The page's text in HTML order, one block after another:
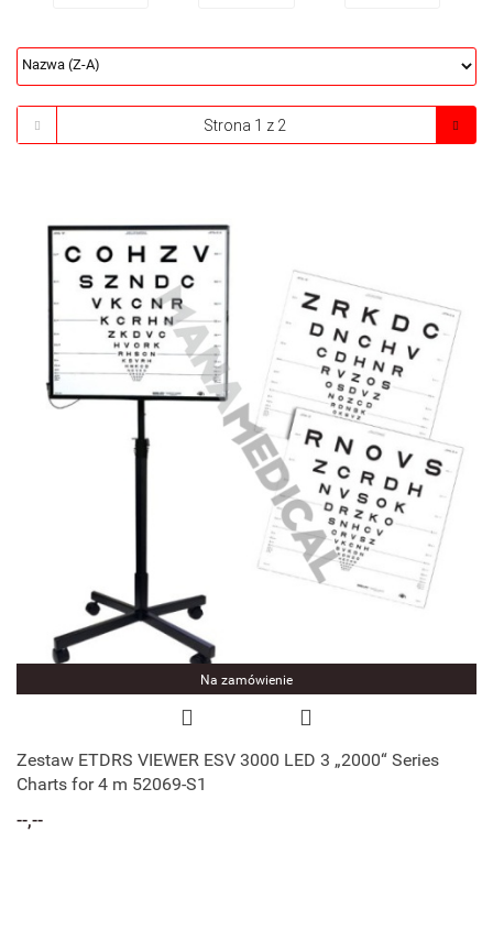
Na zamówienie
Zestaw ETDRS VIEWER ESV 3000 LED 3 „2000“ Series
Charts for 4 m 52069-S1
--,--